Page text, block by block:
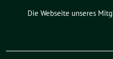
Die Webseite unseres